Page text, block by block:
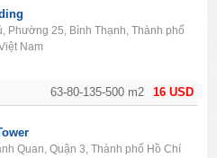
16 USD
63-80-135-500 m2
Phường 25, Bình Thạnh, Thành phố
Nam
Quan, Quận 3, Thành phố Hồ Chí